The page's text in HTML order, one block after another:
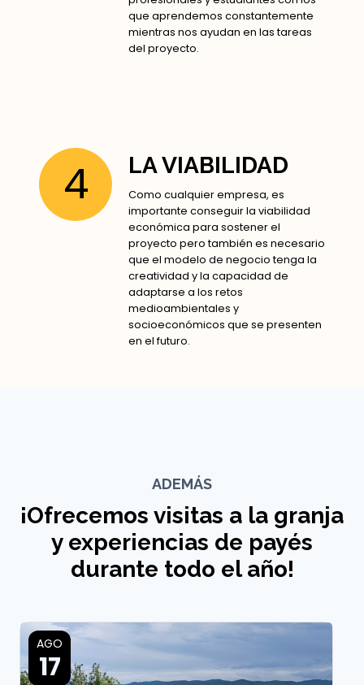
que aprendemos constantemente
mientras nos ayudan en las tareas
del proyecto.
4 LA VIABILIDAD
Como cualquier empresa, es
importante conseguir la viabilidad
económica para sostener el
proyecto pero también es necesario
que el modelo de negocio tenga la
creatividad y la capacidad de
adaptarse a los retos
medioambientales y
socioeconómicos que se presenten
en el futuro.
ADEMÁS
¡Ofrecemos visitas a la granja
y experiencias de payés
durante todo el año!
AGO
17